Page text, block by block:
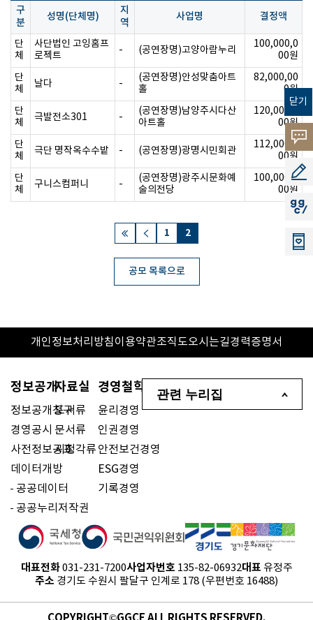
닫기
고객의
소리
공모
지지
구
분
성명(단체명)
지
역
사업명 결정액
단
체
사단법인 고잉홈프
로젝트
- (공연장명)고양아람누리
100,000,0
00원
단
체
날다 -
(공연장명)안성맞춤아트
홀
82,000,00
0원
단
체
극발전소301 -
(공연장명)남양주시다산
아트홀
120,000,0
00원
단
체
극단 명작옥수수밭 - (공연장명)광명시민회관
112,000,0
00원
단
체
구니스컴퍼니 -
(공연장명)광주시문화예
술의전당
100,000,0
00원
1 2
공모 목록으로
개인정보처리방침이용약관조직도오시는길경력증명서
대표전화 031-231-7200사업자번호 135-82-06932대표 유정주
주소 경기도 수원시 팔달구 인계로 178 (우편번호 16488)
정보공개
정보공개청구
경영공시
사전정보공표
데이터개방
공공데이터
공공누리저작권
자료실
도서류
문서류
시청각류
경영철학
윤리경영
인권경영
안전보건경영
ESG경영
기록경영
관련 누리집